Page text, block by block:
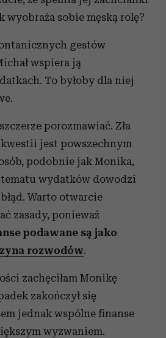
wyobraża sobie męską rolę?
gestów
wspiera ją
To byłoby dla niej
porozmawiać. Zła
jest powszechnym
podobnie jak Monika,
tematu wydatków dowodzi
Warto otwarcie
zasady, ponieważ
podawane są jako
rozwodów.
zachęciłam Monikę
zakończył się
jednak wspólne finanse
wyzwaniem.